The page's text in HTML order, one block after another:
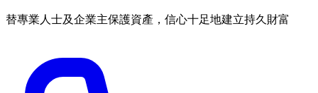
替專業人士及企業主保護資產，信心十足地建立持久財富